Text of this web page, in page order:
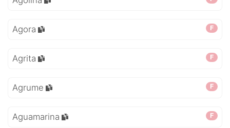
F
Agora
F
Agrita
F
Agrume
F
Aguamarina